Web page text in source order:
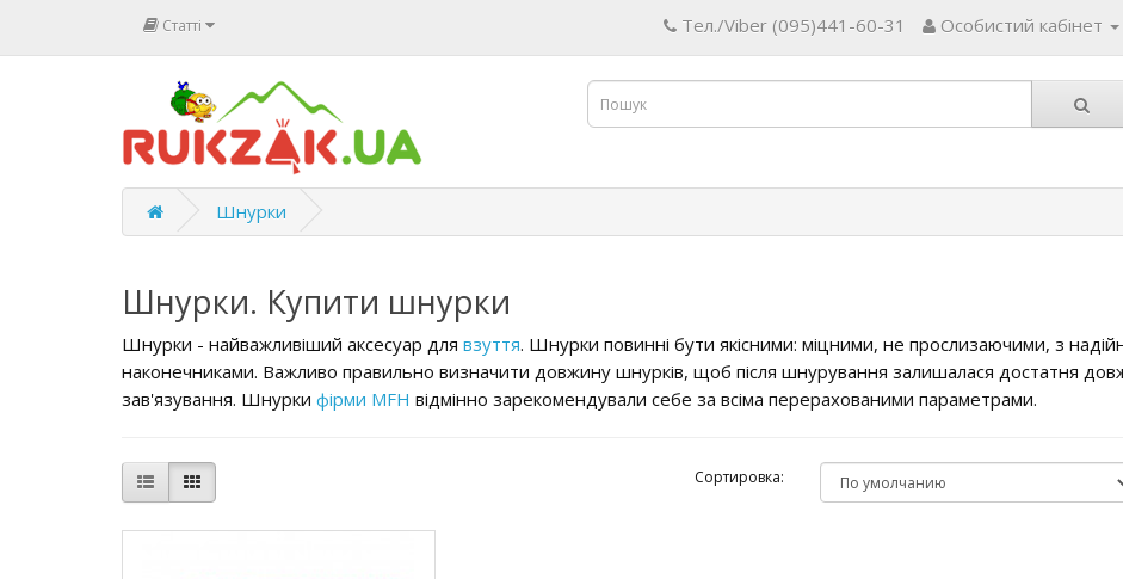
Статті Тел./Viber (095)441-60-31 Особистий кабінет
Шнурки
Шнурки. Купити шнурки
Шнурки - найважливіший аксесуар для взуття. Шнурки повинні бути якісними: міцними, не прослизаючими, з
наконечниками. Важливо правильно визначити довжину шнурків, щоб після шнурування залишалася достатня
зав'язування. Шнурки фірми MFH відмінно зарекомендували себе за всіма перерахованими параметрами.
Сортировка: